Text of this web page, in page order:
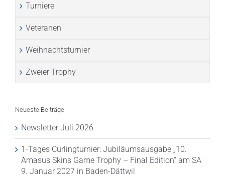
Turniere
Veteranen
Weihnachtsturnier
Zweier Trophy
Neueste Beiträge
Newsletter Juli 2026
1-Tages Curlingturnier: Jubiläumsausgabe „10.
Amasus Skins Game Trophy – Final Edition“ am SA
9. Januar 2027 in Baden-Dättwil